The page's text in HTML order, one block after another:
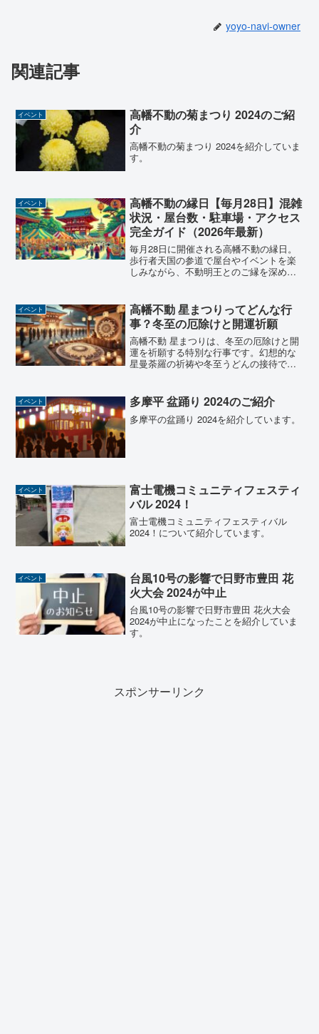
yoyo-navi-owner
関連記事
イベント
高幡不動の菊まつり 2024のご紹
介
高幡不動の菊まつり 2024を紹介していま
す。
イベント
高幡不動の縁日【毎月28日】混雑
状況・屋台数・駐車場・アクセス
完全ガイド（2026年最新）
毎月28日に開催される高幡不動の縁日。
歩行者天国の参道で屋台やイベントを楽
しみながら、不動明王とのご縁を深める
イベント
高幡不動 星まつりってどんな行
事？冬至の厄除けと開運祈願
高幡不動 星まつりは、冬至の厄除けと開
運を祈願する特別な行事です。幻想的な
星曼荼羅の祈祷や冬至うどんの接待で、
ス情報もご紹介。冬の夜を彩る星まつり
へ、ぜひ足を運んでみませんか？
イベント 多摩平 盆踊り 2024のご紹介
多摩平の盆踊り 2024を紹介しています。
イベント
富士電機コミュニティフェスティ
バル 2024！
富士電機コミュニティフェスティバル
2024！について紹介しています。
イベント
台風10号の影響で日野市豊田 花
火大会 2024が中止
台風10号の影響で日野市豊田 花火大会
2024が中止になったことを紹介していま
す。
スポンサーリンク